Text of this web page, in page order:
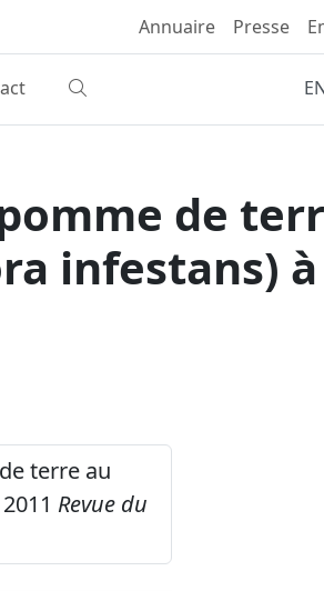
Annuaire Presse
de
infestans) à
terre au
Revue du